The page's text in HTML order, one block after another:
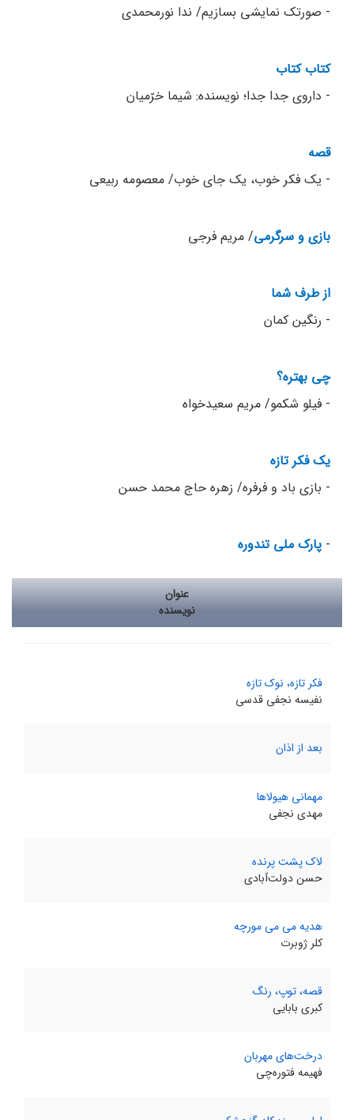
- صورتک نمایشی بسازیم/ ندا نورمحمدی
کتاب کتاب
- داروی جدا جدا؛ نویسنده: شیما خرّمیان
قصه
- یک فکر خوب، یک جای خوب/ معصومه ربیعی
بازی و سرگرمی/ مریم فرجی
از طرف شما
- رنگین کمان
چی بهتره؟
- فیلو شکمو/ مریم سعیدخواه
یک فکر تازه
- بازی باد و فرفره/ زهره حاج محمد حسن
- پارک ملی تندوره
عنوان
نویسنده
فکر تازه، نوک تازه
نفیسه نجفی قدسی
بعد از اذان
مهمانی هیولاها
مهدی نجفی
لاک پشت پرنده
حسن دولت‌آبادی
هدیه می می مورچه
کلر ژوبرت
قصه، توپ، رنگ
کبری بابایی
درخت‌های مهربان
فهیمه فتوره‌چی